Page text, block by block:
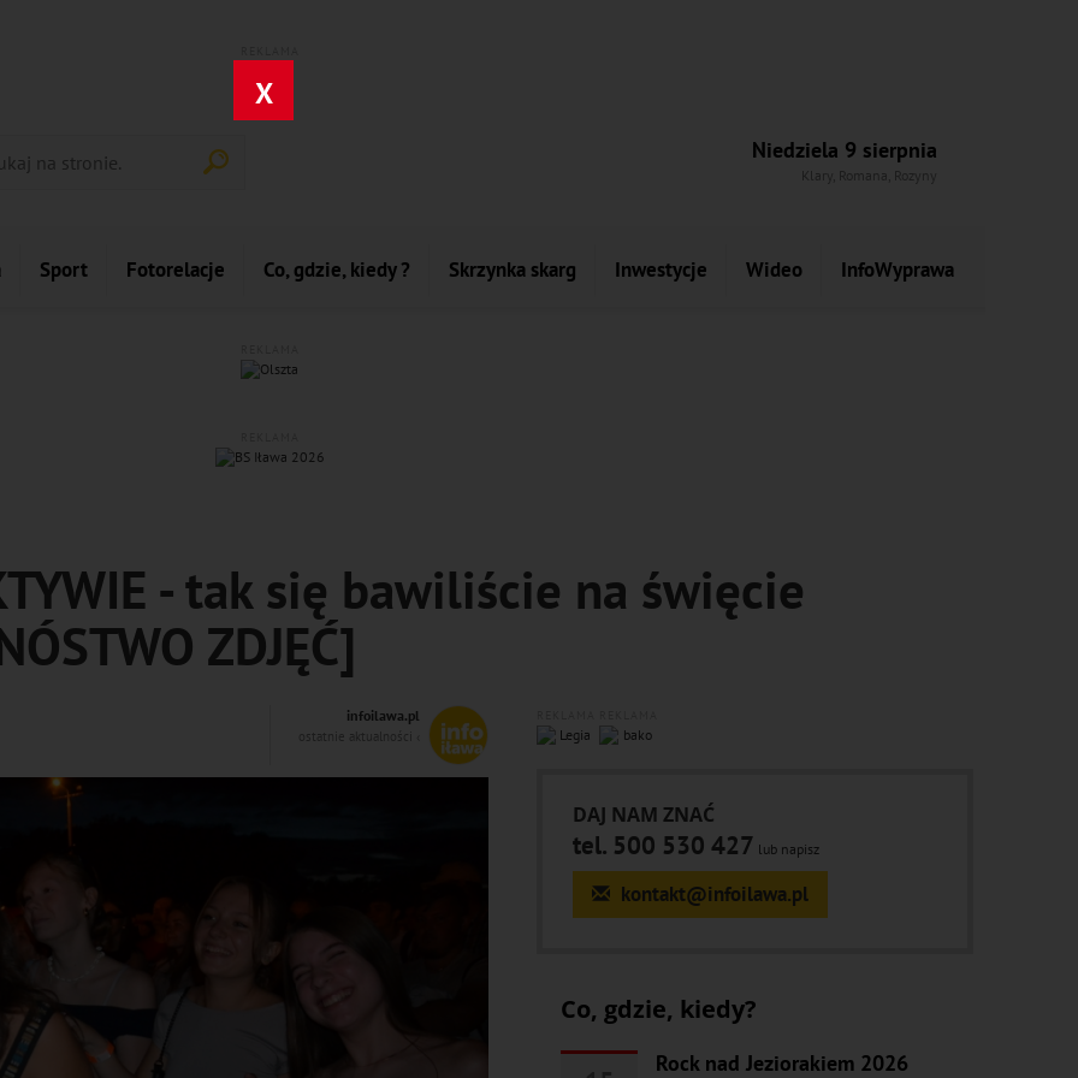
X
Niedziela 9 sierpnia
Klary, Romana, Rozyny
Sport Fotorelacje Co, gdzie, kiedy ? Skrzynka skarg Inwestycje Wideo InfoWyprawa
- tak się bawiliście na święcie
ZDJĘĆ]
infoilawa.pl
ostatnie aktualności ‹
DAJ NAM ZNAĆ
tel. 500 530 427 lub napisz
kontakt@infoilawa.pl
Co, gdzie, kiedy?
Rock nad Jeziorakiem 2026